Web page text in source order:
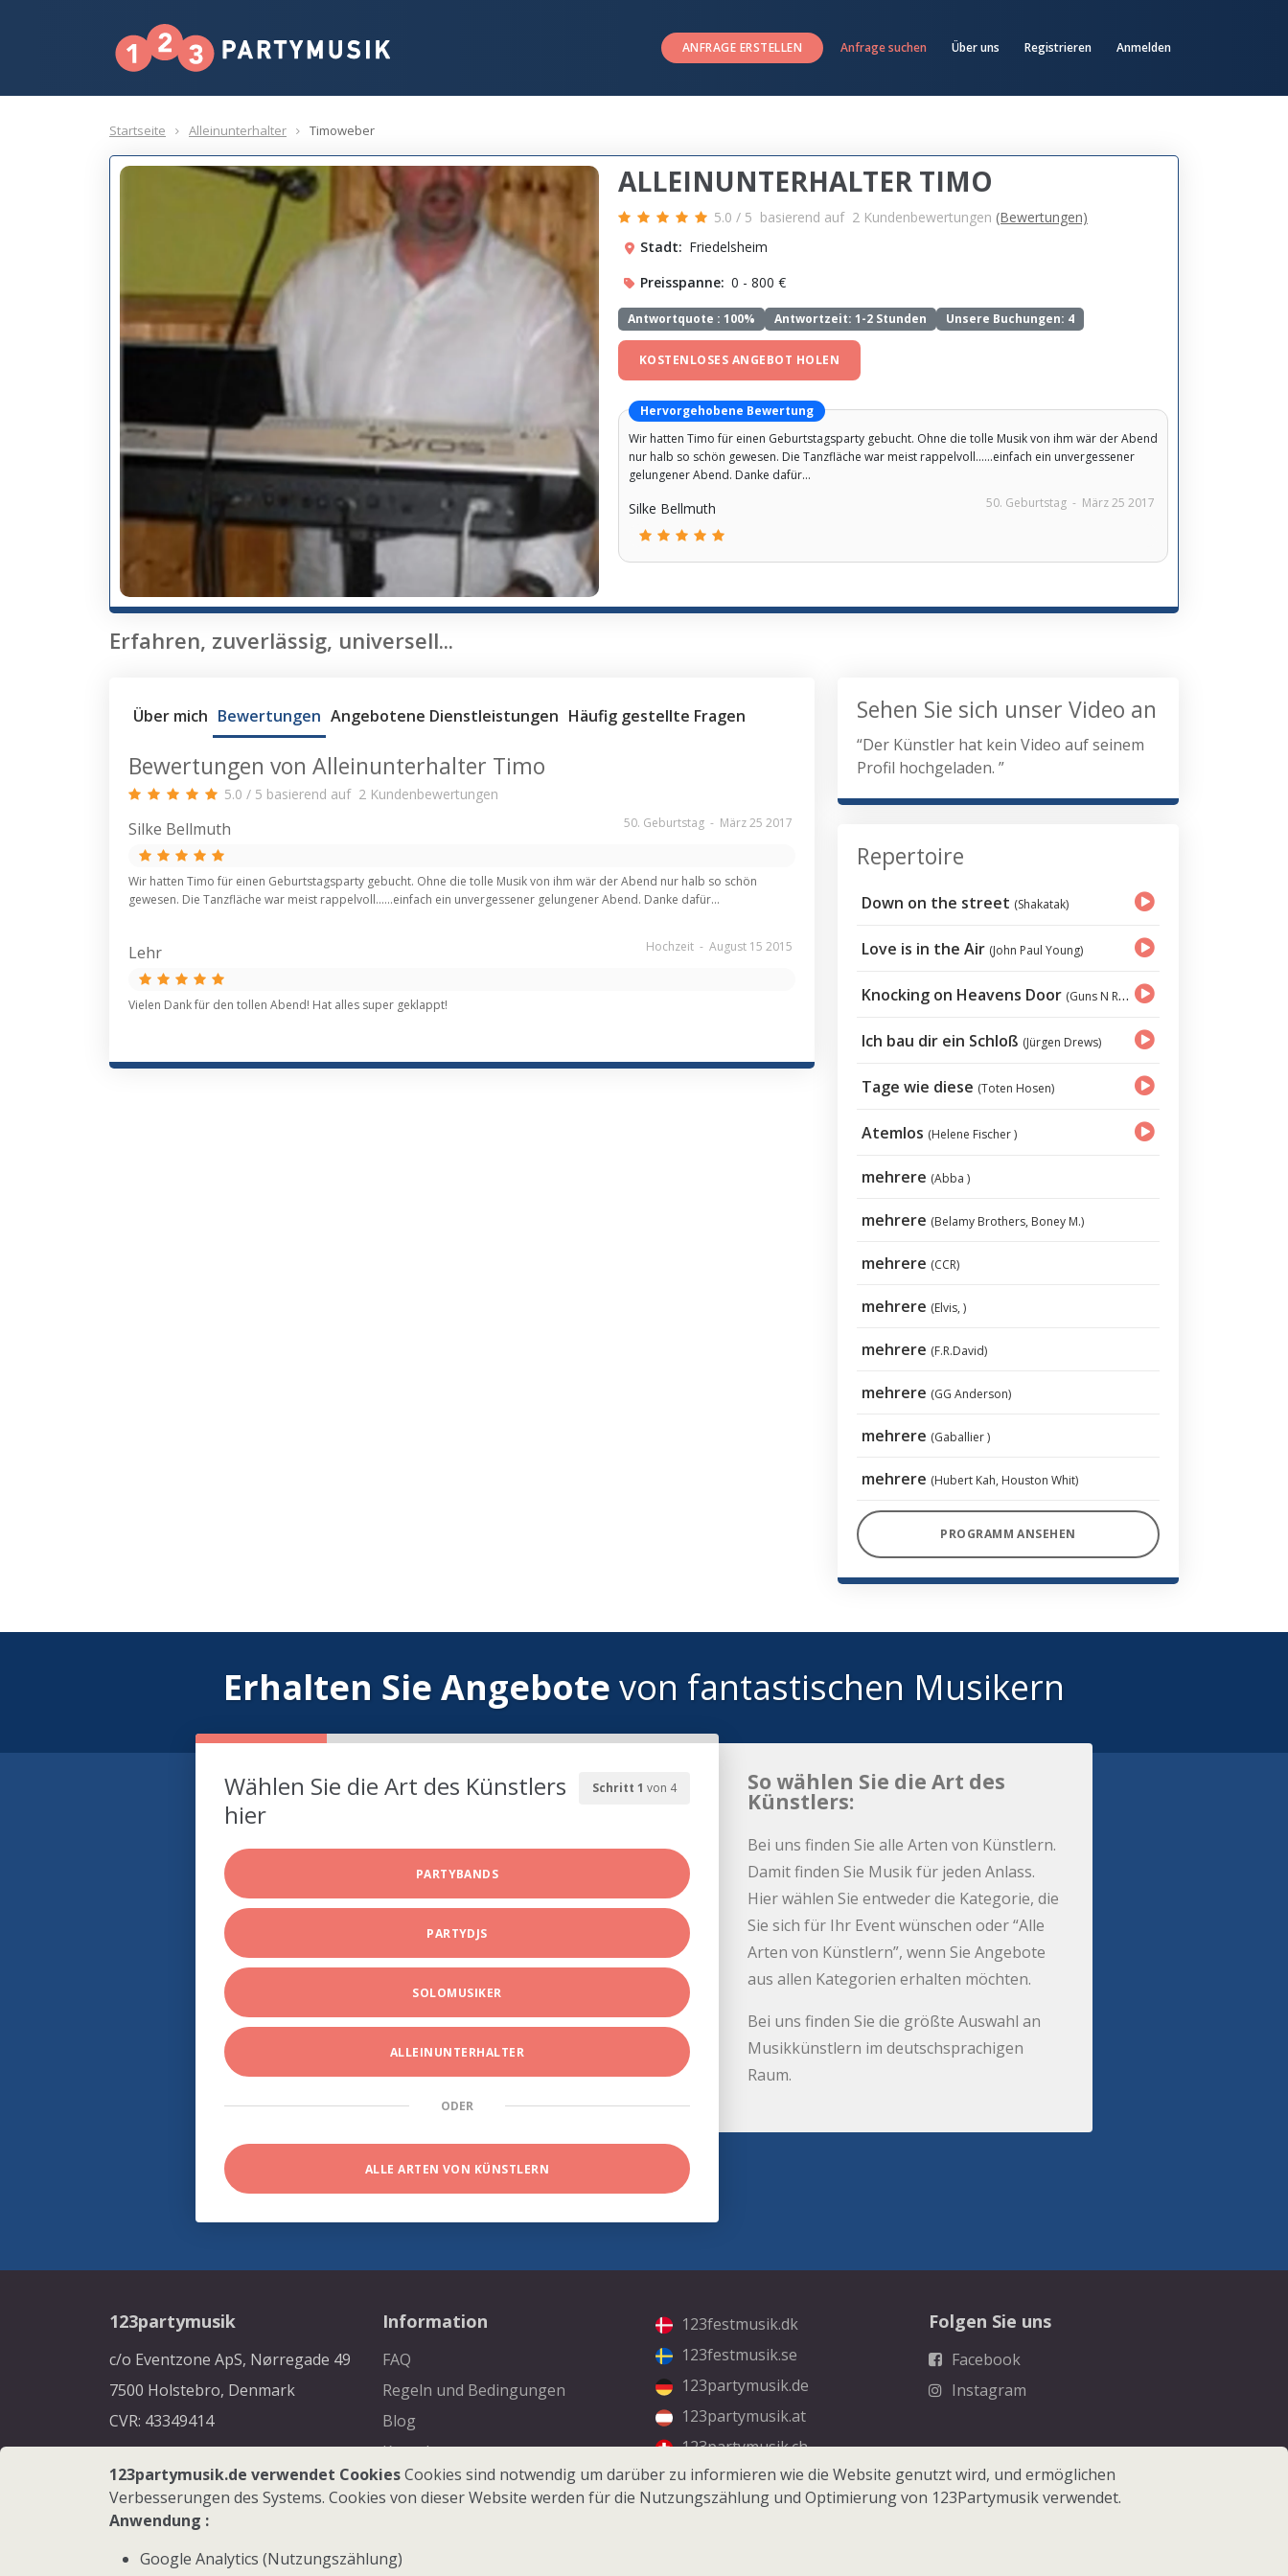
ANFRAGE ERSTELLEN Anfrage suchen Über uns Registrieren Anmelden
Startseite Alleinunterhalter Timoweber
ALLEINUNTERHALTER TIMO
5.0 / 5 basierend auf 2 Kundenbewertungen (Bewertungen)
Stadt: Friedelsheim
Preisspanne: 0 - 800 €
Antwortquote : 100% Antwortzeit: 1-2 Stunden Unsere Buchungen: 4
KOSTENLOSES ANGEBOT HOLEN
Hervorgehobene Bewertung
Wir hatten Timo für einen Geburtstagsparty gebucht. Ohne die tolle Musik von ihm wär der Abend
nur halb so schön gewesen. Die Tanzfläche war meist rappelvoll......einfach ein unvergessener
gelungener Abend. Danke dafür...
Silke Bellmuth 50. Geburtstag - März 25 2017
Erfahren, zuverlässig, universell...
Über mich Bewertungen Angebotene Dienstleistungen Häufig gestellte Fragen
Bewertungen von Alleinunterhalter Timo
5.0 / 5 basierend auf 2 Kundenbewertungen
Silke Bellmuth 50. Geburtstag - März 25 2017
Wir hatten Timo für einen Geburtstagsparty gebucht. Ohne die tolle Musik von ihm wär der Abend nur halb so schön
gewesen. Die Tanzfläche war meist rappelvoll......einfach ein unvergessener gelungener Abend. Danke dafür...
Lehr Hochzeit - August 15 2015
Vielen Dank für den tollen Abend! Hat alles super geklappt!
Sehen Sie sich unser Video an
“Der Künstler hat kein Video auf seinem
Profil hochgeladen. ”
Repertoire
Down on the street (Shakatak)
Love is in the Air (John Paul Young)
Knocking on Heavens Door (Guns N Roses)
Ich bau dir ein Schloß (Jürgen Drews)
Tage wie diese (Toten Hosen)
Atemlos (Helene Fischer )
mehrere (Abba )
mehrere (Belamy Brothers, Boney M.)
mehrere (CCR)
mehrere (Elvis, )
mehrere (F.R.David)
mehrere (GG Anderson)
mehrere (Gaballier )
mehrere (Hubert Kah, Houston Whit)
PROGRAMM ANSEHEN
Erhalten Sie Angebote von fantastischen Musikern
Schritt 1 von 4
Wählen Sie die Art des Künstlers
hier
PARTYBANDS
PARTYDJS
SOLOMUSIKER
ALLEINUNTERHALTER
ODER
ALLE ARTEN VON KÜNSTLERN
So wählen Sie die Art des
Künstlers:
Bei uns finden Sie alle Arten von Künstlern.
Damit finden Sie Musik für jeden Anlass.
Hier wählen Sie entweder die Kategorie, die
Sie sich für Ihr Event wünschen oder “Alle
Arten von Künstlern”, wenn Sie Angebote
aus allen Kategorien erhalten möchten.
Bei uns finden Sie die größte Auswahl an
Musikkünstlern im deutschsprachigen
Raum.
123partymusik
c/o Eventzone ApS, Nørregade 49
7500 Holstebro, Denmark
CVR: 43349414
Information
FAQ
Regeln und Bedingungen
Blog
Kontakt
123festmusik.dk
123festmusik.se
123partymusik.de
123partymusik.at
123partymusik.ch
Folgen Sie uns
Facebook
Instagram
123partymusik.de verwendet CookiesCookies sind notwendig um darüber zu informieren wie die Website genutzt wird, und ermöglichen
Verbesserungen des Systems. Cookies von dieser Website werden für die Nutzungszählung und Optimierung von 123Partymusik verwendet.
Anwendung :
Google Analytics (Nutzungszählung)